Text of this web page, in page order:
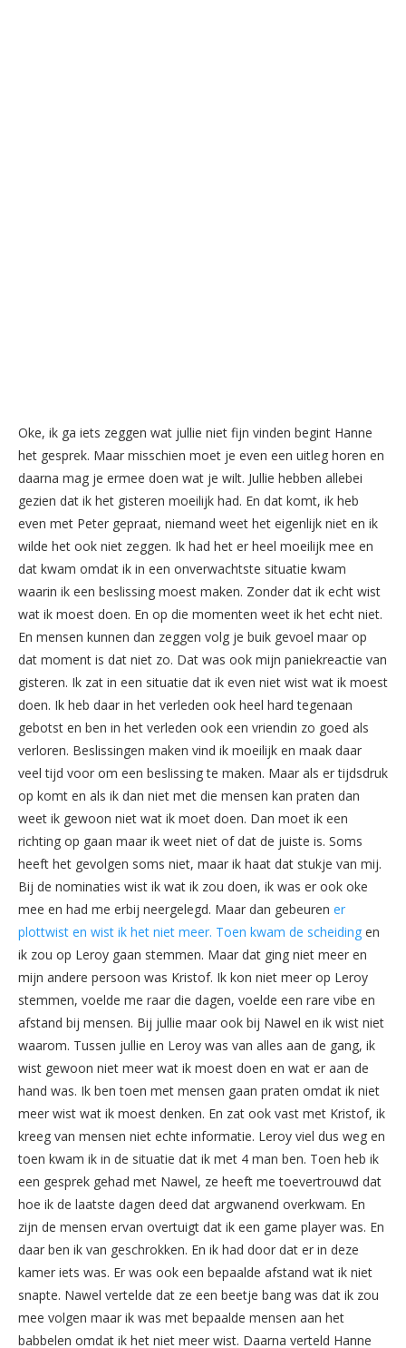
Oke, ik ga iets zeggen wat jullie niet fijn vinden begint Hanne
het gesprek. Maar misschien moet je even een uitleg horen en
daarna mag je ermee doen wat je wilt. Jullie hebben allebei
gezien dat ik het gisteren moeilijk had. En dat komt, ik heb
even met Peter gepraat, niemand weet het eigenlijk niet en ik
wilde het ook niet zeggen. Ik had het er heel moeilijk mee en
dat kwam omdat ik in een onverwachtste situatie kwam
waarin ik een beslissing moest maken. Zonder dat ik echt wist
wat ik moest doen. En op die momenten weet ik het echt niet.
En mensen kunnen dan zeggen volg je buik gevoel maar op
dat moment is dat niet zo. Dat was ook mijn paniekreactie van
gisteren. Ik zat in een situatie dat ik even niet wist wat ik moest
doen. Ik heb daar in het verleden ook heel hard tegenaan
gebotst en ben in het verleden ook een vriendin zo goed als
verloren. Beslissingen maken vind ik moeilijk en maak daar
veel tijd voor om een beslissing te maken. Maar als er tijdsdruk
op komt en als ik dan niet met die mensen kan praten dan
weet ik gewoon niet wat ik moet doen. Dan moet ik een
richting op gaan maar ik weet niet of dat de juiste is. Soms
heeft het gevolgen soms niet, maar ik haat dat stukje van mij.
Bij de nominaties wist ik wat ik zou doen, ik was er ook oke
mee en had me erbij neergelegd. Maar dan gebeuren er
plottwist en wist ik het niet meer. Toen kwam de scheiding en
ik zou op Leroy gaan stemmen. Maar dat ging niet meer en
mijn andere persoon was Kristof. Ik kon niet meer op Leroy
stemmen, voelde me raar die dagen, voelde een rare vibe en
afstand bij mensen. Bij jullie maar ook bij Nawel en ik wist niet
waarom. Tussen jullie en Leroy was van alles aan de gang, ik
wist gewoon niet meer wat ik moest doen en wat er aan de
hand was. Ik ben toen met mensen gaan praten omdat ik niet
meer wist wat ik moest denken. En zat ook vast met Kristof, ik
kreeg van mensen niet echte informatie. Leroy viel dus weg en
toen kwam ik in de situatie dat ik met 4 man ben. Toen heb ik
een gesprek gehad met Nawel, ze heeft me toevertrouwd dat
hoe ik de laatste dagen deed dat argwanend overkwam. En
zijn de mensen ervan overtuigt dat ik een game player was. En
daar ben ik van geschrokken. En ik had door dat er in deze
kamer iets was. Er was ook een bepaalde afstand wat ik niet
snapte. Nawel vertelde dat ze een beetje bang was dat ik zou
mee volgen maar ik was met bepaalde mensen aan het
babbelen omdat ik het niet meer wist. Daarna verteld Hanne